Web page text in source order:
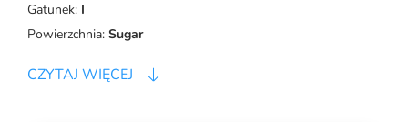
Gatunek: I
Powierzchnia: Sugar
CZYTAJ WIĘCEJ